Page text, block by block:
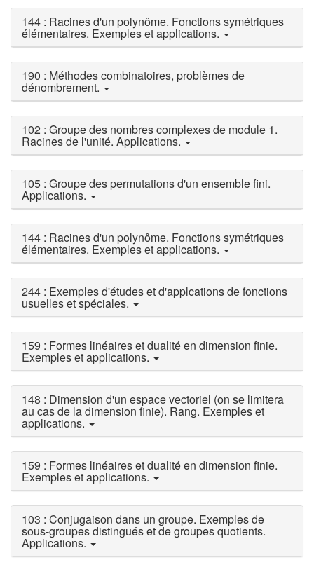
144 : Racines d'un polynôme. Fonctions symétriques
élémentaires. Exemples et applications.
190 : Méthodes combinatoires, problèmes de
dénombrement.
102 : Groupe des nombres complexes de module 1.
Racines de l'unité. Applications.
105 : Groupe des permutations d'un ensemble fini.
Applications.
144 : Racines d'un polynôme. Fonctions symétriques
élémentaires. Exemples et applications.
244 : Exemples d'études et d'applcations de fonctions
usuelles et spéciales.
159 : Formes linéaires et dualité en dimension finie.
Exemples et applications.
148 : Dimension d'un espace vectoriel (on se limitera
au cas de la dimension finie). Rang. Exemples et
applications.
159 : Formes linéaires et dualité en dimension finie.
Exemples et applications.
103 : Conjugaison dans un groupe. Exemples de
sous-groupes distingués et de groupes quotients.
Applications.